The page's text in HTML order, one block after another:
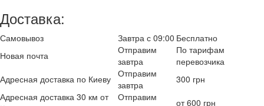
Доставка:
Самовывоз Завтра с 09:00 Бесплатно
Новая почта
Отправим
завтра
По тарифам
перевозчика
Адресная доставка по Киеву Отправим
завтра
300 грн
Адресная доставка 30 км от
Отправим
от 600 грн